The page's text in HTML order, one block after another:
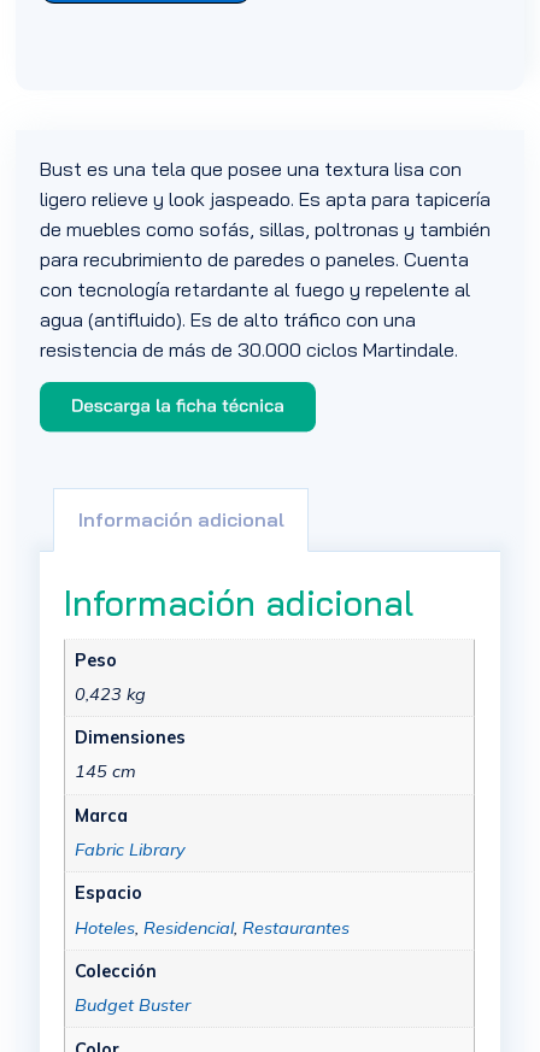
Bust es una tela que posee una textura lisa con
ligero relieve y look jaspeado. Es apta para tapicería
de muebles como sofás, sillas, poltronas y también
para recubrimiento de paredes o paneles. Cuenta
con tecnología retardante al fuego y repelente al
agua (antifluido). Es de alto tráfico con una
resistencia de más de 30.000 ciclos Martindale.
Información adicional
Información adicional
Peso
0,423 kg
Dimensiones
145 cm
Marca
Fabric Library
Espacio
Hoteles, Residencial, Restaurantes
Colección
Budget Buster